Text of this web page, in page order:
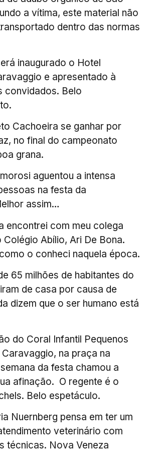
a vítima, este material não
dentro das normas
inaugurado o Hotel
e apresentado à
convidados. Belo
Cachoeira se ganhar por
no final do campeonato
grana.
morosi aguentou a intensa
na festa da
assim…
encontrei com meu colega
Abílio, Ari De Bona.
o conheci naquela época.
65 milhões de habitantes do
de casa por causa de
dizem que o ser humano está
do Coral Infantil Pequenos
na praça na
da festa chamou a
afinação. O regente é o
Belo espetáculo.
Nuernberg pensa em ter um
veterinário com
técnicas. Nova Veneza